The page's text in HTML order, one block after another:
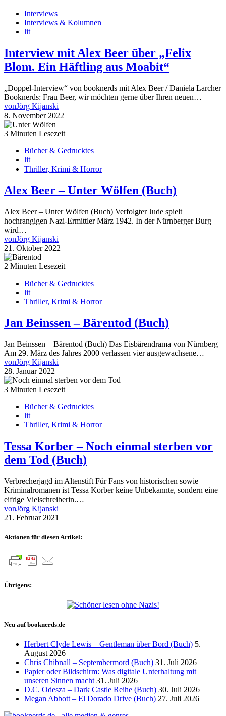
Interviews
Interviews & Kolumnen
lit
Interview mit Alex Beer über „Felix
Blom. Ein Häftling aus Moabit“
„Doppel-Interview“ von booknerds mit Alex Beer / Daniela Larcher
Booknerds: Frau Beer, wir möchten gerne über Ihren neuen…
vonJörg Kijanski
8. November 2022
3 Minuten Lesezeit
Bücher & Gedrucktes
lit
Thriller, Krimi & Horror
Alex Beer – Unter Wölfen (Buch)
Alex Beer – Unter Wölfen (Buch) Verfolgter Jude spielt
hochrangigen Nazi-Ermittler März 1942. In der Nürnberger Burg
wird…
vonJörg Kijanski
21. Oktober 2022
2 Minuten Lesezeit
Bücher & Gedrucktes
lit
Thriller, Krimi & Horror
Jan Beinssen – Bärentod (Buch)
Jan Beinssen – Bärentod (Buch) Das Eisbärendrama von Nürnberg
Am 29. März des Jahres 2000 verlassen vier ausgewachsene…
vonJörg Kijanski
28. Januar 2022
3 Minuten Lesezeit
Bücher & Gedrucktes
lit
Thriller, Krimi & Horror
Tessa Korber – Noch einmal sterben vor
dem Tod (Buch)
Verbrecherjagd im Altenstift Für Fans von historischen sowie
Kriminalromanen ist Tessa Korber keine Unbekannte, sondern eine
eifrige Vielschreiberin.…
vonJörg Kijanski
21. Februar 2021
Aktionen für diesen Artikel:
Übrigens:
Neu auf booknerds.de
Herbert Clyde Lewis – Gentleman über Bord (Buch) 5.
August 2026
Chris Chibnall – Septembermord (Buch) 31. Juli 2026
Papier oder Bildschirm: Was digitale Unterhaltung mit
unseren Sinnen macht 31. Juli 2026
D.C. Odesza – Dark Castle Reihe (Buch) 30. Juli 2026
Megan Abbott – El Dorado Drive (Buch) 27. Juli 2026